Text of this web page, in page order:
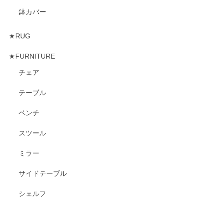
鉢カバー
★RUG
★FURNITURE
チェア
テーブル
ベンチ
スツール
ミラー
サイドテーブル
シェルフ